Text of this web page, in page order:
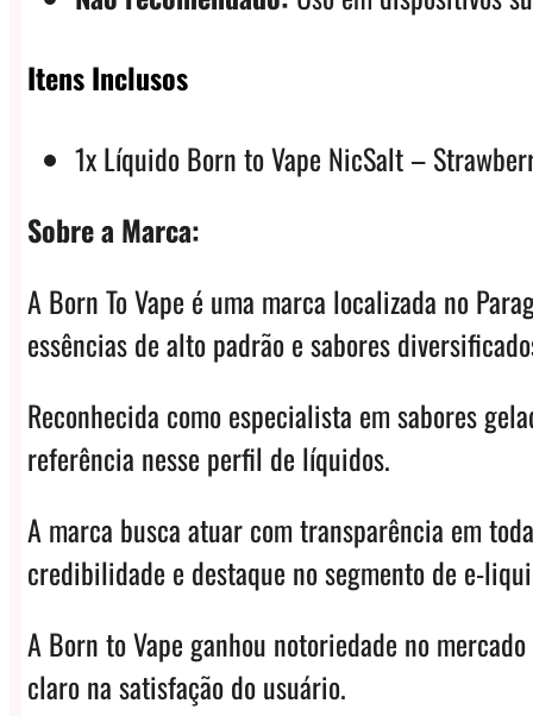
Itens Inclusos
1x Líquido Born to Vape NicSalt –
Sobre a Marca:
A Born To Vape é uma marca localizada no
essências de alto padrão e sabores
Reconhecida como especialista em sabores
referência nesse perfil de líquidos.
A marca busca atuar com transparência em
credibilidade e destaque no segmento de e-
A Born to Vape ganhou notoriedade no
claro na satisfação do usuário.